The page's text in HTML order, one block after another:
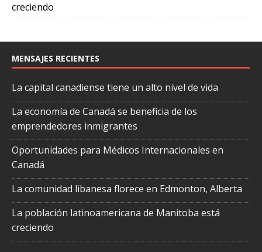
creciendo
MENSAJES RECIENTES
La capital canadiense tiene un alto nivel de vida
La economía de Canadá se beneficia de los
emprendedores inmigrantes
Oportunidades para Médicos Internacionales en
Canadá
La comunidad libanesa florece en Edmonton, Alberta
La población latinoamericana de Manitoba está
creciendo